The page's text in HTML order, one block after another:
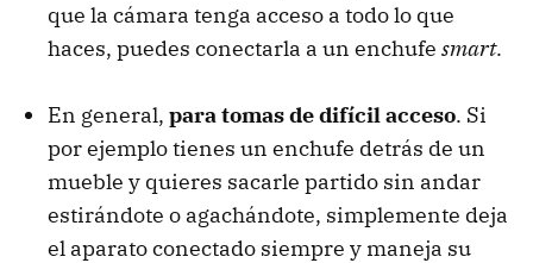
que la cámara tenga acceso a todo lo que
haces, puedes conectarla a un enchufe smart.
En general, para tomas de difícil acceso. Si
por ejemplo tienes un enchufe detrás de un
mueble y quieres sacarle partido sin andar
estirándote o agachándote, simplemente deja
el aparato conectado siempre y maneja su